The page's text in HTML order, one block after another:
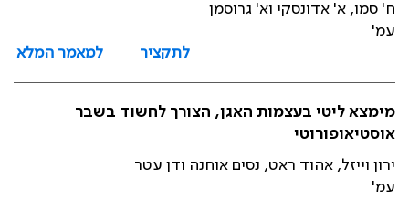
ח' סמו, א' אדונסקי וא' גרוסמן
עמ'
לתקציר
למאמר המלא
מימצא ליטי בעצמות האגן, הצורך לחשוד בשבר
אוסטיאופורוטי
ירון וייזל, אהוד ראט, נסים אוחנה ודן עטר
עמ'